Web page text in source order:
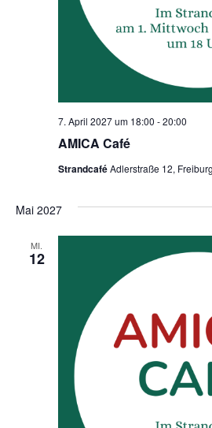
AMICA Café
7. April 2027 um 18:00 -20:00
StrandcaféAdlerstraße 12, Freiburg
Mai 2027
MI.
12